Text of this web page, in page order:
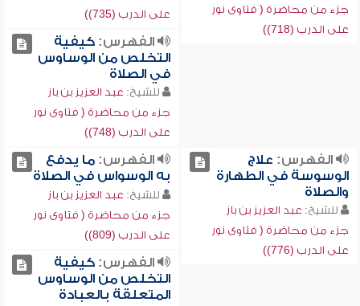
جزء من محاضرة ( فتاوى نور
على الدرب (718))
على الدرب (735))
الفهرس:كيفية
التخلص من الوساوس
في الصلاة
للشيخ: عبد العزيز بن باز
جزء من محاضرة ( فتاوى نور
على الدرب (748))
الفهرس: علاج
الوسوسة في الطهارة
والصلاة
للشيخ: عبد العزيز بن باز
جزء من محاضرة ( فتاوى نور
على الدرب (776))
الفهرس:ما يدفع
به الوسواس في الصلاة
للشيخ: عبد العزيز بن باز
جزء من محاضرة ( فتاوى نور
على الدرب (809))
الفهرس:كيفية
التخلص من الوساوس
المتعلقة بالعبادة